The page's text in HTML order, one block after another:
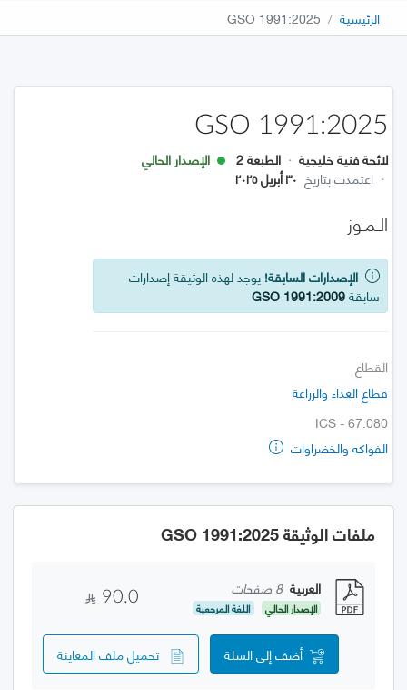
الرئيسية GSO 1991:2025
GSO 1991:2025
لائحة فنية خليجية · الطبعة 2
الإصدار الحالي
· اعتمدت بتاريخ ٣٠ أبريل ٢٠٢٥
الـمـوز
الإصدارات السابقة! يوجد لهذه الوثيقة إصدارات
سابقةGSO 1991:2009
القطاع
قطاع الغذاء والزراعة
ICS - 67.080
الفواكه والخضراوات
ملفات الوثيقة GSO 1991:2025
العربية 8 صفحات
الإصدار الحالي اللغة المرجعية
90.0
أضف إلى السلة تحميل ملف المعاينة